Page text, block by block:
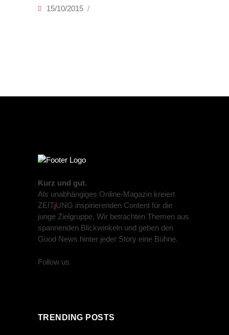
15/10/2015
Kurz und gut.
Als unabhängiges Online-Magazin kreiert
ZEITjUNG inspirierenden Content für die
junge Zielgruppe. Wir betrachten Themen aus
spannenden Blickwinkeln und geben den
Good News hinter jeder Story eine Bühne.
Follow us
TRENDING POSTS